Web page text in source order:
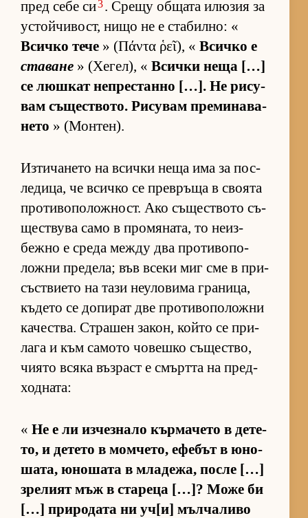
пред себе си3. Срещу об­щата илю­зия за
ус­той­чи­вост, нищо не е ста­бил­но: «
Всичко тече » (Πάντα ῥεῖ), « Всичко е
ставане » (Хе­гел), « Всички неща […]
се люш­кат неп­рес­танно […]. Не ри­су­
вам съ­щес­т­во­то. Ри­су­вам пре­ми­на­ва­
нето » (Мон­тен).
Из­ти­ча­нето на всички неща има за пос­
ле­ди­ца, че всичко се прев­ръща в сво­ята
про­ти­во­по­лож­ност. Ако съ­щес­т­вото съ­
щес­т­вува само в про­мя­на­та, то не­из­
бежно е среда между два про­ти­во­по­
ложни пре­де­ла; във всеки миг сме в при­
със­т­ви­ето на тази не­у­ло­вима гра­ни­ца,
къ­дето се до­пи­рат две про­ти­во­по­ложни
ка­чес­т­ва. Стра­шен за­кон, който се при­
лага и към са­мото чо­вешко съ­щес­т­во,
чи­ято всяка въз­раст е смъртта на пред­
ход­на­та:
« Не е ли из­чез­нало кър­ма­чето в де­те­
то, и де­тето в мом­че­то, ефе­бът в юно­
ша­та, юно­шата в мла­де­жа, после […]
зре­лият мъж в ста­реца […]? Може би
[…] при­ро­дата ни уч­[и] мъл­ча­ливо